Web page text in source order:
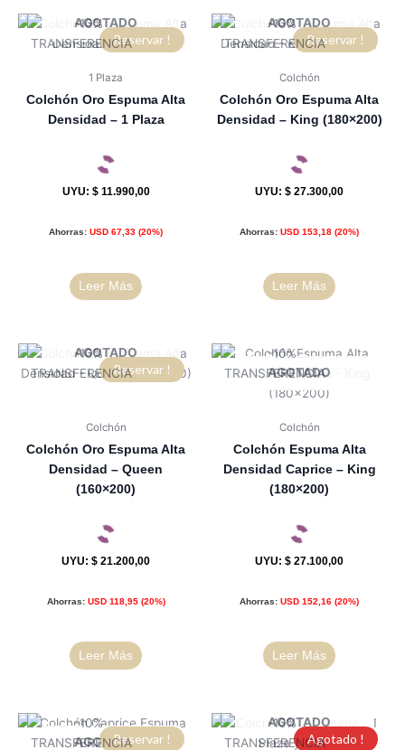
Reservar !
AGOTADO
1 Plaza
Colchón Oro Espuma Alta
Densidad – 1 Plaza
UYU: $ 11.990,00
Ahorras: USD 67,33 (20%)
Leer Más
Reservar !
AGOTADO
Colchón
Colchón Oro Espuma Alta
Densidad – King (180×200)
UYU: $ 27.300,00
Ahorras: USD 153,18 (20%)
Leer Más
Reservar !
AGOTADO
Colchón
Colchón Oro Espuma Alta
Densidad – Queen
(160×200)
UYU: $ 21.200,00
Ahorras: USD118,95 (20%)
Leer Más
AGOTADO
Colchón
Colchón Espuma Alta
Densidad Caprice – King
(180×200)
UYU: $ 27.100,00
Ahorras: USD 152,16 (20%)
Leer Más
Reservar !
AGOTADO Agotado !
AGOTADO